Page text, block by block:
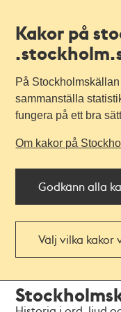
Kakor på
På
sammanställa
fungera på ett bra
Om kakor på
Godkänn alla
Välj vilka kakor
navigationen
huvudinnehållet